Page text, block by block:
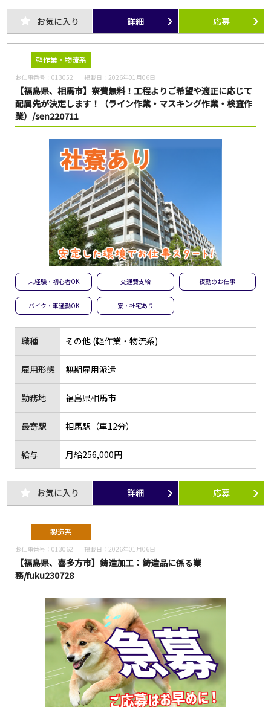
お気に入り 詳細 応募
軽作業・物流系
お仕事番号：013052 掲載日： 2026年01月06日
【福島県、相馬市】寮費無料！工程よりご希望や適正に応じて
配属先が決定します！（ライン作業・マスキング作業・検査作
業）/sen220711
未経験・初心者OK 交通費支給 夜勤のお仕事
バイク・車通勤OK 寮・社宅あり
職種 その他 (軽作業・物流系)
雇用形態 無期雇用派遣
勤務地 福島県相馬市
最寄駅 相馬駅（車12分）
給与 月給256,000円
お気に入り 詳細 応募
製造系
お仕事番号：013062 掲載日： 2026年01月06日
【福島県、喜多方市】鋳造加工：鋳造品に係る業
務/fuku230728